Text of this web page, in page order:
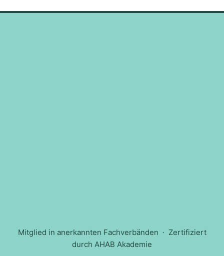
Mitglied in anerkannten Fachverbänden · Zertifiziert
durch AHAB Akademie